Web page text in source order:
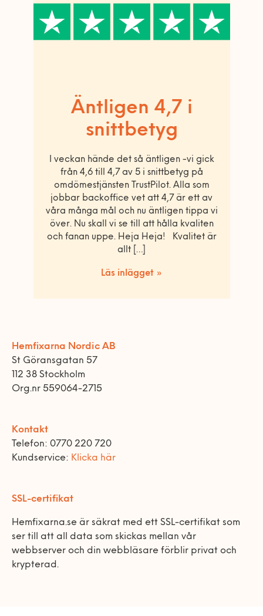
Äntligen 4,7 i
snittbetyg
I veckan hände det så äntligen -vi gick
från 4,6 till 4,7 av 5 i snittbetyg på
omdömestjänsten TrustPilot. Alla som
jobbar backoffice vet att 4,7 är ett av
våra många mål och nu äntligen tippa vi
över. Nu skall vi se till att hålla kvaliten
och fanan uppe. Heja Heja! Kvalitet är
allt […]
Läs inlägget »
Hemfixarna Nordic AB
St Göransgatan 57
112 38 Stockholm
Org.nr 559064-2715
Kontakt
Telefon: 0770 220 720
Kundservice: Klicka här
SSL-certifikat
Hemfixarna.se är säkrat med ett SSL-certifikat som
ser till att all data som skickas mellan vår
webbserver och din webbläsare förblir privat och
krypterad.